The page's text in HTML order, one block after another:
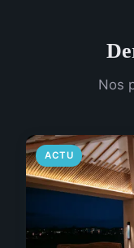
Nos
ACTU